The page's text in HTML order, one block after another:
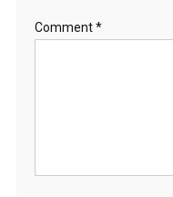
Comment*